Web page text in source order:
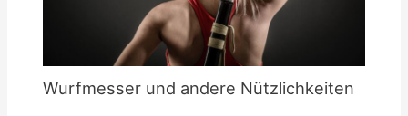
Wurfmesser und andere Nützlichkeiten